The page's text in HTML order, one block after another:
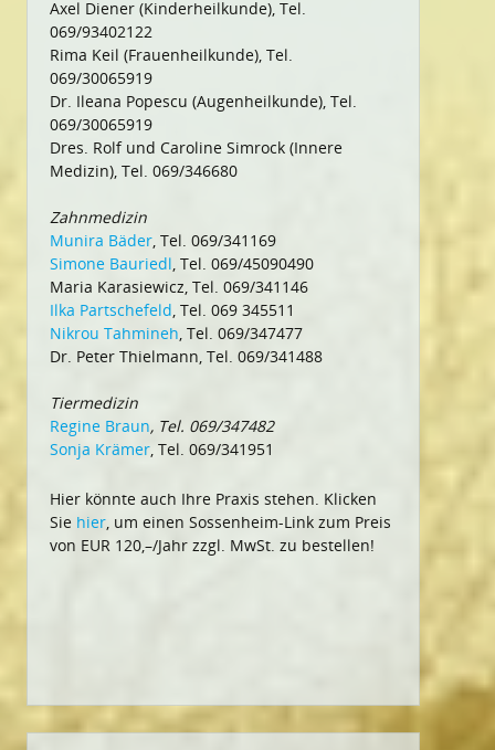
Axel Diener (Kinderheilkunde), Tel.
069/93402122
Rima Keil (Frauenheilkunde), Tel.
069/30065919
Dr. Ileana Popescu (Augenheilkunde), Tel.
069/30065919
Dres. Rolf und Caroline Simrock (Innere
Medizin), Tel. 069/346680
Zahnmedizin
Munira Bäder, Tel. 069/341169
Simone Bauriedl, Tel. 069/45090490
Maria Karasiewicz, Tel. 069/341146
Ilka Partschefeld, Tel. 069 345511
Nikrou Tahmineh, Tel. 069/347477
Dr. Peter Thielmann, Tel. 069/341488
Tiermedizin
Regine Braun, Tel. 069/347482
Sonja Krämer, Tel. 069/341951
Hier könnte auch Ihre Praxis stehen. Klicken
Sie hier, um einen Sossenheim-Link zum Preis
von EUR 120,–/Jahr zzgl. MwSt. zu bestellen!